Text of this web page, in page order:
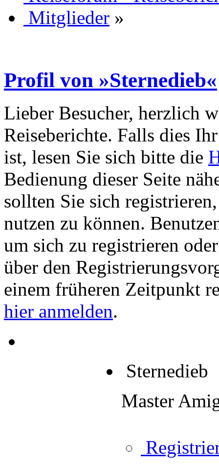
Mitglieder »
Profil von »Sternedieb«
Lieber Besucher, herzlich
Reiseberichte. Falls dies
ist, lesen Sie sich bitte die
Bedienung dieser Seite
sollten Sie sich
nutzen zu können.
um sich zu registrieren
über den
einem früheren Zeitpunkt
hier anmelden.
Sternedieb
Master